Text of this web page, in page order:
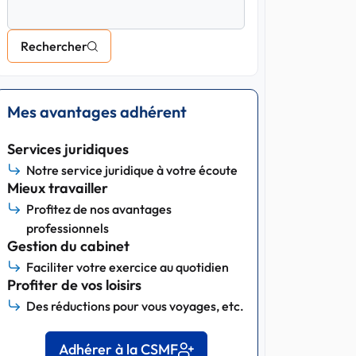
Rechercher
Mes avantages adhérent
Services juridiques
Notre service juridique à votre écoute
Mieux travailler
Profitez de nos avantages
professionnels
Gestion du cabinet
Faciliter votre exercice au quotidien
Profiter de vos loisirs
Des réductions pour vous voyages, etc.
Adhérer à la CSMF